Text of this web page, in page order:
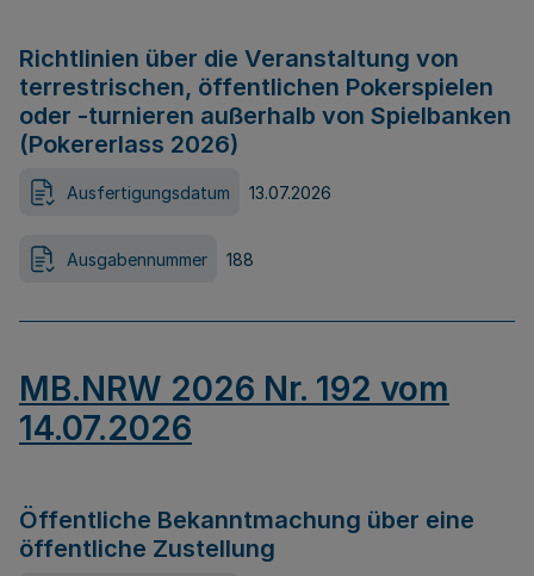
Richtlinien über die Veranstaltung von
terrestrischen, öffentlichen Pokerspielen
oder -turnieren außerhalb von Spielbanken
(Pokererlass 2026)
Ausfertigungsdatum 13.07.2026
Ausgabennummer 188
MB.NRW 2026 Nr. 192 vom
14.07.2026
Öffentliche Bekanntmachung über eine
öffentliche Zustellung